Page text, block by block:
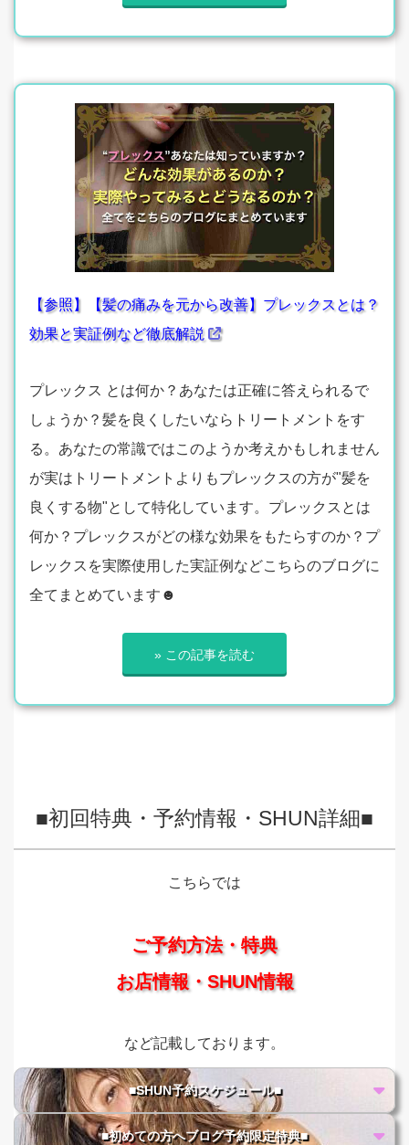
【参照】【髪の痛みを元から改善】プレックスとは？
効果と実証例など徹底解説
プレックス とは何か？あなたは正確に答えられるで
しょうか？髪を良くしたいならトリートメントをす
る。あなたの常識ではこのようか考えかもしれません
が実はトリートメントよりもプレックスの方が"髪を
良くする物"として特化しています。プレックスとは
何か？プレックスがどの様な効果をもたらすのか？プ
レックスを実際使用した実証例などこちらのブログに
全てまとめています☻
» この記事を読む
■初回特典・予約情報・SHUN詳細■
こちらでは
ご予約方法・特典
お店情報・SHUN情報
など記載しております。
■SHUN予約スケジュール■
■初めての方へブログ予約限定特典■